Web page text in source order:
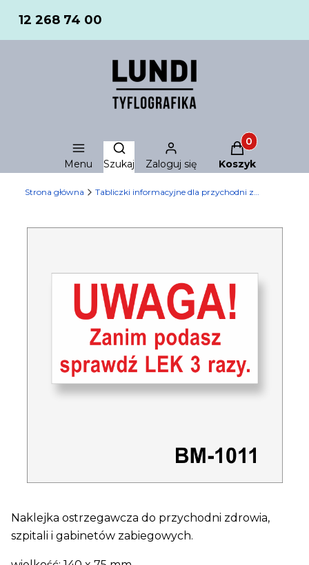
12 268 74 00
Menu
Otwórz wyszukiwarkę
Szukaj Zaloguj się
Produkty w
Koszyk
Strona główna Tabliczki informacyjne dla przychodni zdrowia - szpitali
Naklejka ostrzegawcza do przychodni zdrowia,
szpitali i gabinetów zabiegowych.